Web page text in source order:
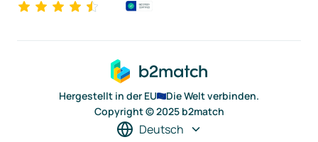
Hergestellt in der EU
Die Welt verbinden.
Copyright © 2025 b2match
Deutsch